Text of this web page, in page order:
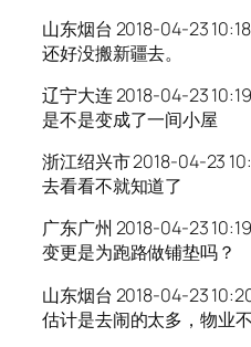
山东烟台 2018-04-23
还好没搬新疆去。
辽宁大连 2018-04-23
是不是变成了一间小屋
浙江绍兴市 2018-04-23
去看看不就知道了
广东广州 2018-04-23
变更是为跑路做铺垫吗？
山东烟台 2018-04-23
估计是去闹的太多，物业不